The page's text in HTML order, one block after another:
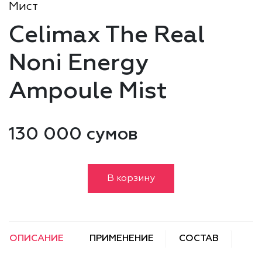
Мист
Celimax The Real
Noni Energy
Ampoule Mist
130 000 сумов
В корзину
ОПИСАНИЕ ПРИМЕНЕНИЕ СОСТАВ